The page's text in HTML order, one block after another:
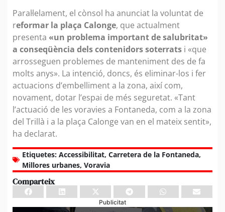
Paral·lelament, el cònsol ha anunciat la voluntat de
reformar la plaça Calonge, que actualment
presenta «un problema important de salubritat»
a conseqüència dels contenidors soterrats i «que
arrosseguen problemes de manteniment des de fa
molts anys». La intenció, doncs, és eliminar-los i fer
actuacions d’embelliment a la zona, així com,
novament, dotar l’espai de més seguretat. «Tant
l’actuació de les voravies a Fontaneda, com a la zona
del Trillà i a la plaça Calonge van en el mateix sentit»,
ha declarat.
Etiquetes: Accessibilitat, Carretera de la Fontaneda,
Millores urbanes, Voravia
Comparteix
Publicitat